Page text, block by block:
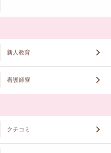
新人教育
看護師寮
クチコミ